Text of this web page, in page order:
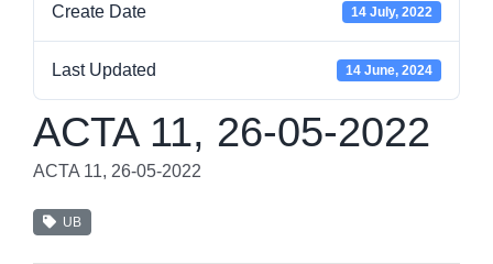
Create Date 14 July, 2022
Last Updated 14 June, 2024
ACTA 11, 26-05-2022
ACTA 11, 26-05-2022
UB